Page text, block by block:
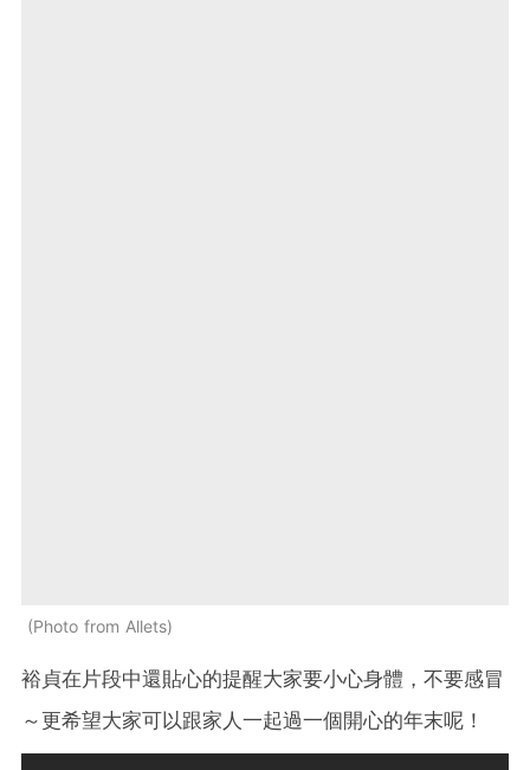
Photo from Allets
裕貞在片段中還貼心的提醒大家要小心身體，不要感冒
～更希望大家可以跟家人一起過一個開心的年末呢！